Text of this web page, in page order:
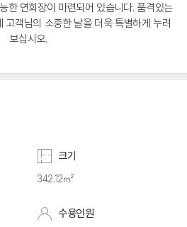
한 연회장이 마련되어 있습니다. 품격있는
고객님의 소중한 날을 더욱 특별하게 누려
보십시오.
크기
342.12㎡
수용인원